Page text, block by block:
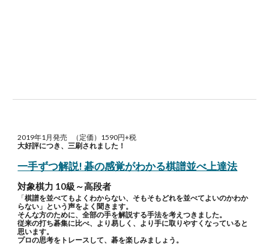
2019年1月発売 （定価）1590円+税
大好評につき、三刷されました！
一手ずつ解説! 碁の感覚がわかる棋譜並べ上達法
対象棋力 10級～高段者
「棋譜を並べてもよくわからない、そもそもどれを並べてよいのかわか
らない」という声をよく聞きます。
そんな方のために、全部の手を解説する手法を考えつきました。
従来の打ち碁集に比べ、より易しく、より手に取りやすくなっていると
思います。
プロの思考をトレースして、碁を楽しみましょう。